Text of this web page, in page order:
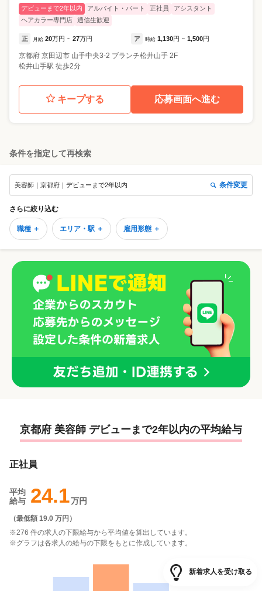
デビューまで2年以内 アルバイト・パート 正社員
アシスタント
ヘアカラー専門店
通信生歓迎
正 月給 20万円 ~ 27万円 ア 時給 1,130円 ~ 1,500円
京都府 京田辺市 山手中央3-2 ブランチ松井山手 2F
松井山手駅 徒歩2分
キープする 応募画面へ進む
条件を指定して再検索
美容師｜京都府｜デビューまで2年以内 条件変更
さらに絞り込む
職種 ＋ エリア・駅 ＋ 雇用形態 ＋
京都府 美容師 デビューまで2年以内の平均給与
正社員
平均
給与 24.1万円
（最低額 19.0 万円 ）
※276 件の求人の下限給与から平均値を算出しています。
※グラフは各求人の給与の下限をもとに作成しています。
新着求人を受け取る